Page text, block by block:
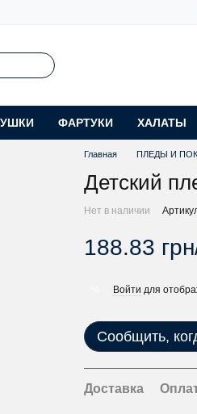
ФАРТУКИ ХАЛАТЫ
Главная ПЛЕДЫ И
Детский
Нет в наличии
188.83
Войти для
Сообщить,
Доставка